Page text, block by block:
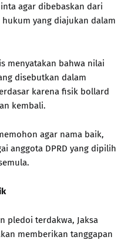
agar dibebaskan dari
yang diajukan dalam
menyatakan bahwa nilai
disebutkan dalam
karena fisik bollard
kembali.
agar nama baik,
anggota DPRD yang dipilih
pledoi terdakwa, Jaksa
memberikan tanggapan